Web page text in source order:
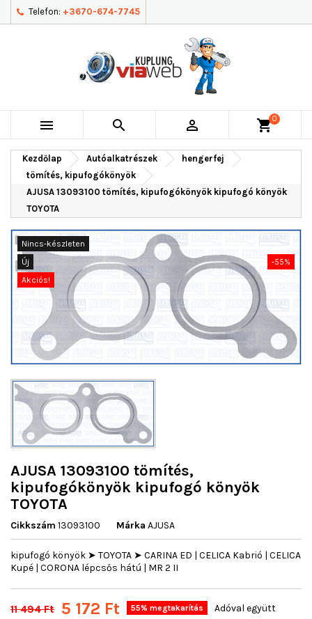
Telefon: +3670-674-7745
   shopping_cart0
Kezdőlap Autóalkatrészek
hengerfej
tömítés, kipufogókönyök
AJUSA 13093100 tömítés, kipufogókönyök kipufogó könyök
TOYOTA
Nincs-készleten
Új
-55%
Akciós!
AJUSA 13093100 tömítés,
kipufogókönyök kipufogó könyök
TOYOTA
Cikkszám 13093100 Márka AJUSA
kipufogó könyök ➤ TOYOTA ➤ CARINA ED | CELICA Kabrió | CELICA
Kupé | CORONA lépcsős hátú | MR 2 II
11 494 Ft 5 172 Ft 55% megtakarítás Adóval együtt